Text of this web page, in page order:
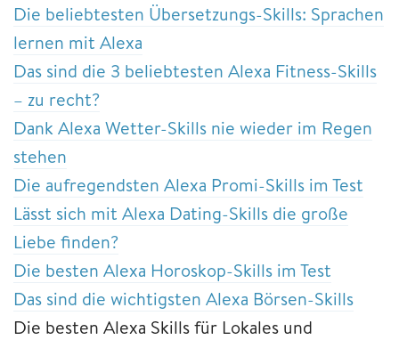
Die beliebtesten Übersetzungs-Skills: Sprachen
lernen mit Alexa
Das sind die 3 beliebtesten Alexa Fitness-Skills
– zu recht?
Dank Alexa Wetter-Skills nie wieder im Regen
stehen
Die aufregendsten Alexa Promi-Skills im Test
Lässt sich mit Alexa Dating-Skills die große
Liebe finden?
Die besten Alexa Horoskop-Skills im Test
Das sind die wichtigsten Alexa Börsen-Skills
Die besten Alexa Skills für Lokales und